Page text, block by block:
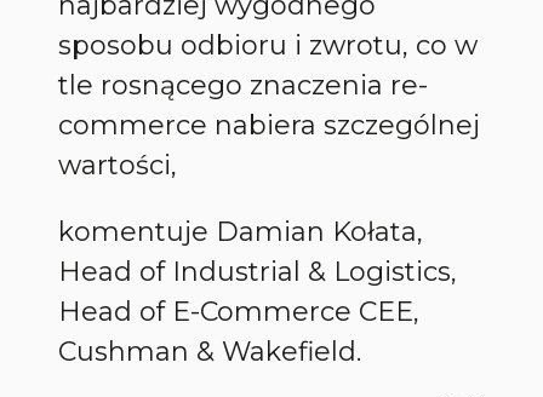
sposobu odbioru i zwrotu, co w
tle rosnącego znaczenia re-
commerce nabiera szczególnej
wartości,
komentuje Damian Kołata,
Head of Industrial & Logistics,
Head of E-Commerce CEE,
Cushman & Wakefield.